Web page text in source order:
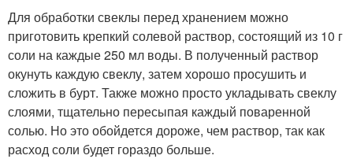
Для обработки свеклы перед хранением можно
приготовить крепкий солевой раствор, состоящий из 10 г
соли на каждые 250 мл воды. В полученный раствор
окунуть каждую свеклу, затем хорошо просушить и
сложить в бурт. Также можно просто укладывать свеклу
слоями, тщательно пересыпая каждый поваренной
солью. Но это обойдется дороже, чем раствор, так как
расход соли будет гораздо больше.